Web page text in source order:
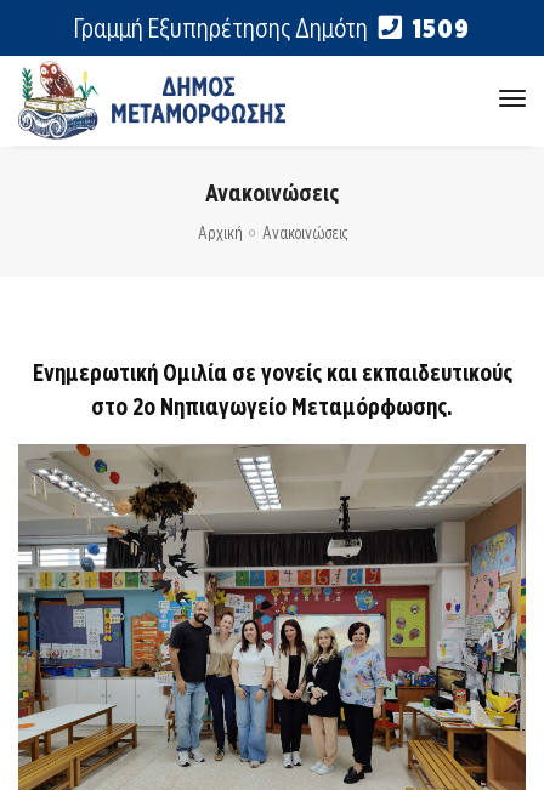
Γραμμή Εξυπηρέτησης Δημότη 1509
Ανακοινώσεις
Αρχική Ανακοινώσεις
Ενημερωτική Ομιλία σε γονείς και εκπαιδευτικούς
στο 2ο Νηπιαγωγείο Μεταμόρφωσης.